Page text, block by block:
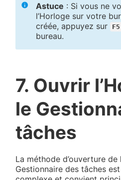
Astuce : Si vous ne
l’Horloge sur votre
créée, appuyez sur F5
bureau.
7. Ouvrir
le
tâches
La méthode d’ouverture de
Gestionnaire des tâches